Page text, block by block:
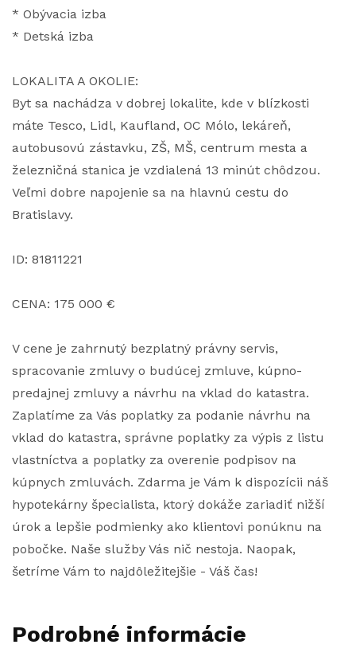
* Obývacia izba
* Detská izba
LOKALITA A OKOLIE:
Byt sa nachádza v dobrej lokalite, kde v blízkosti
máte Tesco, Lidl, Kaufland, OC Mólo, lekáreň,
autobusovú zástavku, ZŠ, MŠ, centrum mesta a
železničná stanica je vzdialená 13 minút chôdzou.
Veľmi dobre napojenie sa na hlavnú cestu do
Bratislavy.
ID: 81811221
CENA: 175 000 €
V cene je zahrnutý bezplatný právny servis,
spracovanie zmluvy o budúcej zmluve, kúpno-
predajnej zmluvy a návrhu na vklad do katastra.
Zaplatíme za Vás poplatky za podanie návrhu na
vklad do katastra, správne poplatky za výpis z listu
vlastníctva a poplatky za overenie podpisov na
kúpnych zmluvách. Zdarma je Vám k dispozícii náš
hypotekárny špecialista, ktorý dokáže zariadiť nižší
úrok a lepšie podmienky ako klientovi ponúknu na
pobočke. Naše služby Vás nič nestoja. Naopak,
šetríme Vám to najdôležitejšie - Váš čas!
Podrobné informácie